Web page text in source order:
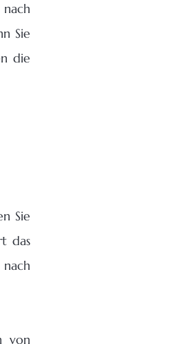
Sie
die
Sie
das
von